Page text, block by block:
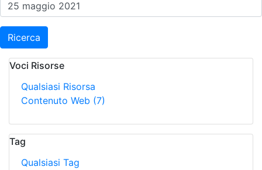
Ricerca
Voci Risorse
Qualsiasi Risorsa
Contenuto Web (7)
Tag
Qualsiasi Tag